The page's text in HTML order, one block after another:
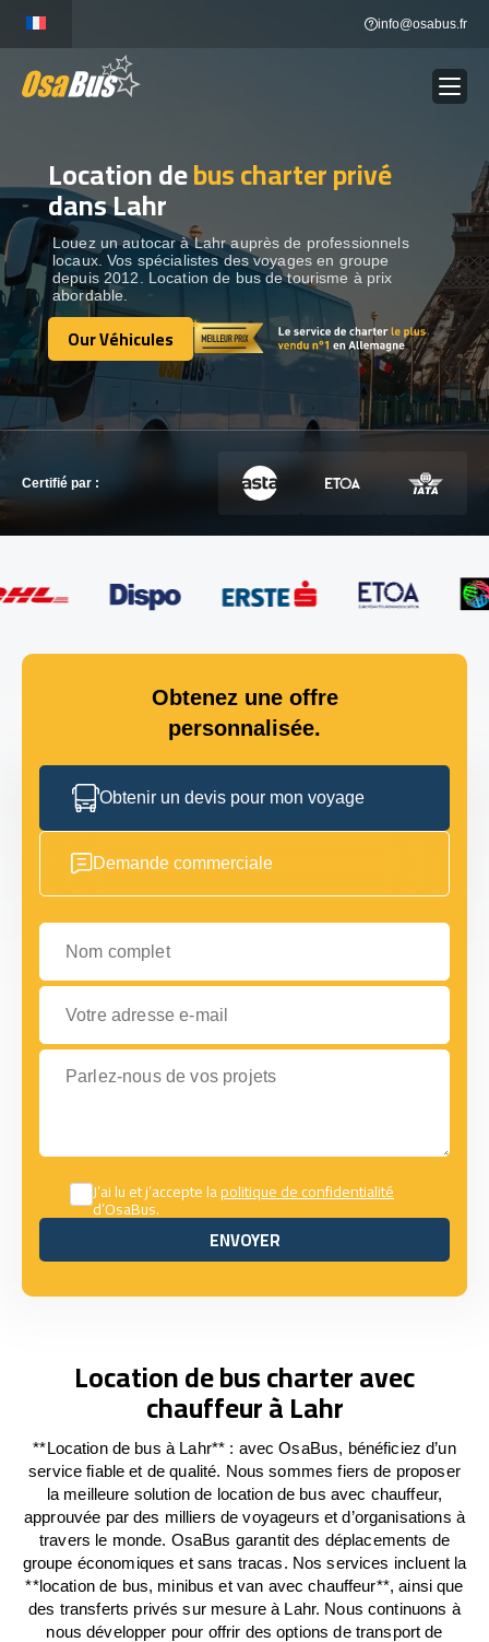
content
info@osabus.fr
LOCATION DE BUS Show dropdown
DESTINATIONS
OUR VÉHICULES
CONTACTEZ-NOUS
CONTACTEZ-NOUS
Location debus charter privé
dans Lahr
Louez un autocar à Lahr auprès de professionnels
locaux. Vos spécialistes des voyages en groupe
depuis 2012. Location de bus de tourisme à prix
abordable.
Our Véhicules
Our Véhicules
Certifié par :
Obtenez une offre
personnalisée.
Obtenir un devis pour mon voyage
Demande commerciale
Nom complet
Votre adresse e-mail
Parlez-nous de vos projets
J’ai lu et j’accepte lapolitique de confidentialité
d’OsaBus.
ENVOYER
ENVOYER
Location de bus charter avec
chauffeur à Lahr
**Location de bus à Lahr** : avec OsaBus, bénéficiez d’un
service fiable et de qualité. Nous sommes fiers de proposer
la meilleure solution de location de bus avec chauffeur,
approuvée par des milliers de voyageurs et d’organisations à
travers le monde. OsaBus garantit des déplacements de
groupe économiques et sans tracas. Nos services incluent la
**location de bus, minibus et van avec chauffeur**, ainsi que
des transferts privés sur mesure à Lahr. Nous continuons à
nous développer pour offrir des options de transport de